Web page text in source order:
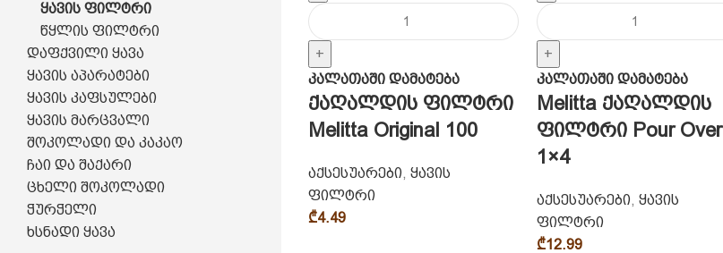
ყავის ფილტრი
წყლის ფილტრი
დაფქვილი ყავა
ყავის აპარატები
ყავის კაფსულები
ყავის მარცვალი
შოკოლადი და კაკაო
ჩაი და შაქარი
ცხელი შოკოლადი
ჭურჭელი
ხსნადი ყავა
+
კალათაში დამატება
ქაღალდის ფილტრი
Melitta Original 100
აქსესუარები, ყავის
ფილტრი
₾4.49
+
კალათაში დამატება
Melitta ქაღალდის
ფილტრი Pour Over
1×4
აქსესუარები, ყავის
ფილტრი
₾12.99